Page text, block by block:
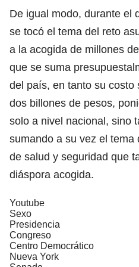
De igual modo, durante el
se tocó el tema del reto
a la acogida de millones
que se suma
del país, en tanto su costo
dos billones de pesos,
solo a nivel nacional, sino
sumando a su vez el tema
de salud y seguridad que
diáspora acogida.
Youtube
Sexo
Presidencia
Congreso
Centro Democrático
Nueva York